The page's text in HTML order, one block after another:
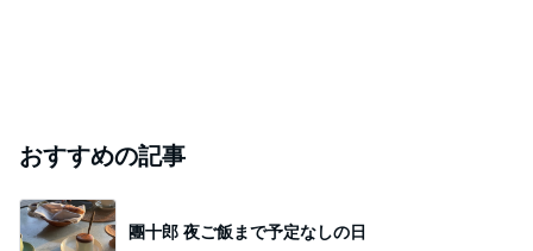
おすすめの記事
團十郎 夜ご飯まで予定なしの日